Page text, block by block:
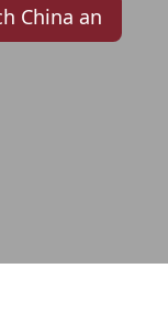
China an